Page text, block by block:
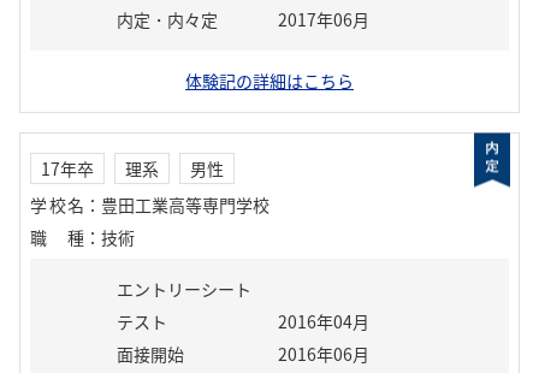
内定・内々定
2017年06月
体験記の詳細はこちら
17年卒 理系
男性
学校名 ： 豊田工業高等専門学校
職種 ： 技術
エントリーシート
テスト
2016年04月
面接開始
2016年06月